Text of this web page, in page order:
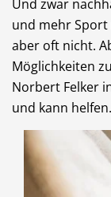
Sport & Freizeit
Dienstleistungen
Und zwar
und mehr
aber oft nicht.
Möglichkeiten
Norbert Felker
und kann helfen.